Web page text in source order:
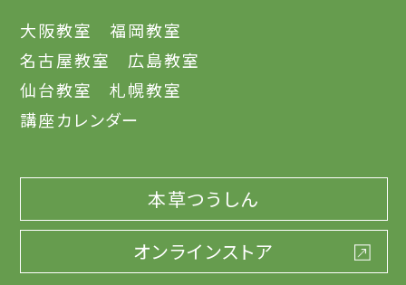
大阪教室
福岡教室
名古屋教室
広島教室
仙台教室
札幌教室
講座カレンダー
本草つうしん
オンラインストア